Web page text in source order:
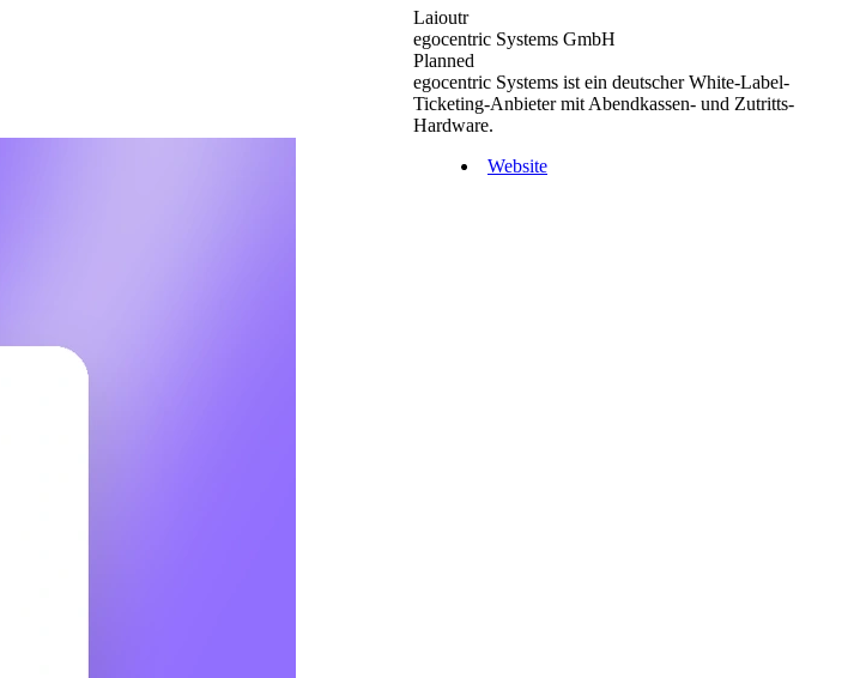
Laioutr
egocentric Systems GmbH
Planned
egocentric Systems ist ein deutscher White-Label-
Ticketing-Anbieter mit Abendkassen- und Zutritts-
Hardware.
Website